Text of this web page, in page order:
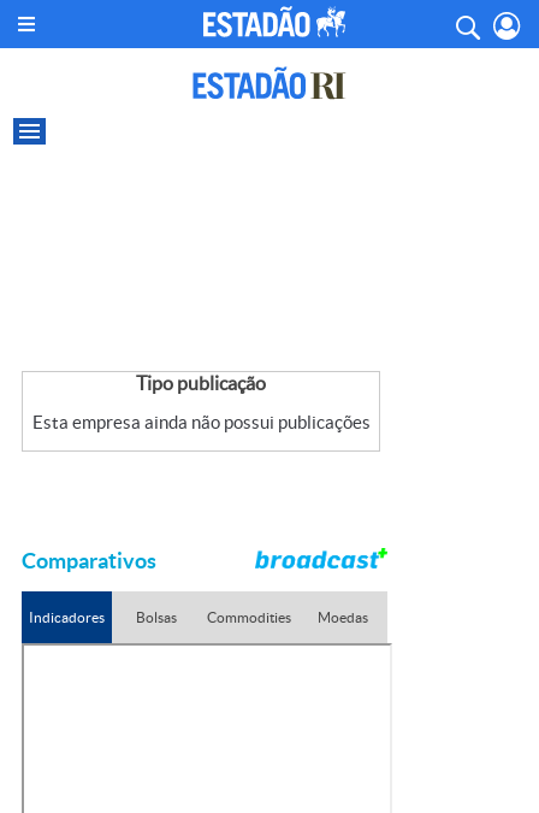
Tipo publicação
Esta empresa ainda não possui publicações
Comparativos
Indicadores Bolsas Commodities Moedas